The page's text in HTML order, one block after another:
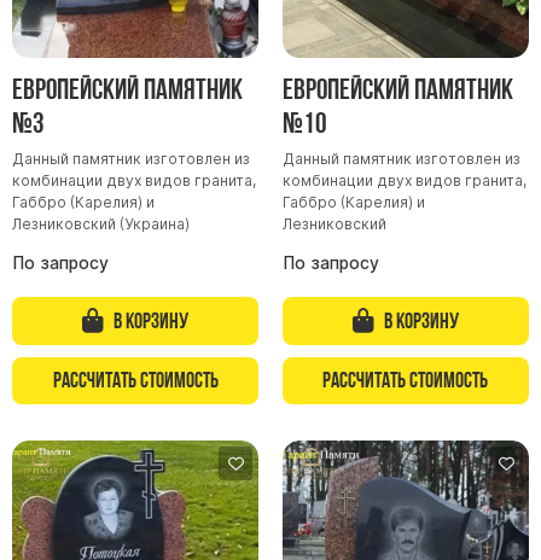
Мемориальные комплексы
Памятники с полноформатным фото
Склеп
Cкульптуры ангел
Детские памятники
Памятники Мусульманские
Памятники Армянские
Европейские памятники
Памятники "Клипарт"
Семейные памятники ( памятники на двоих )
Памятники в форме креста
Памятники из белого мрамора Коелга
Креативные памятники
Кресты из белого мрамора
Европейский памятник
№3
Данный памятник изготовлен из
комбинации двух видов гранита,
Габбро (Карелия) и
Лезниковский (Украина)
По запросу
В корзину
Рассчитать стоимость
Европейский памятник
№10
Данный памятник изготовлен из
комбинации двух видов гранита,
Габбро (Карелия) и
Лезниковский
По запросу
В корзину
Рассчитать стоимость